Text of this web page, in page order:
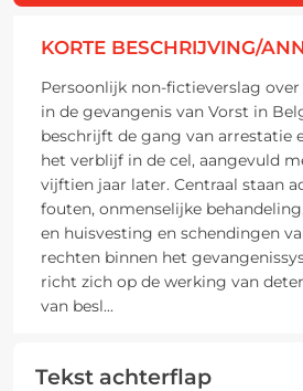
KORTE BESCHRIJVING/
Persoonlijk non-fictieverslag
in de gevangenis van Vorst in
beschrijft de gang van arrestatie
het verblijf in de cel, aangevuld
vijftien jaar later. Centraal staan
fouten, onmenselijke
en huisvesting en schendingen
rechten binnen het
richt zich op de werking van
van besl...
Tekst achterflap